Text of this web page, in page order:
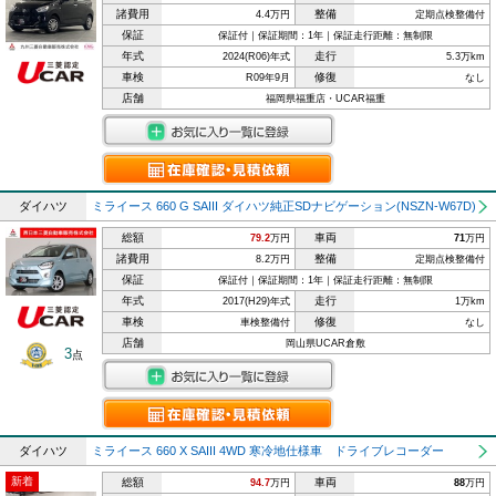
諸費用 4.4万円 整備 定期点検整備付
保証 保証付｜保証期間：1年｜保証走行距離：無制限
年式 2024(R06)年式 走行 5.3万km
車検 R09年9月 修復 なし
店舗 福岡県福重店・UCAR福重
ダイハツ ミライース 660 G SAIII ダイハツ純正SDナビゲーション(NSZN-W67D)
3点
総額 79.2万円 車両 71万円
諸費用 8.2万円 整備 定期点検整備付
保証 保証付｜保証期間：1年｜保証走行距離：無制限
年式 2017(H29)年式 走行 1万km
車検 車検整備付 修復 なし
店舗 岡山県UCAR倉敷
ダイハツ ミライース 660 X SAIII 4WD 寒冷地仕様車 ドライブレコーダー
新着 総額 94.7万円 車両 88万円